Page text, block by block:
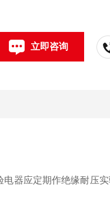
立即咨询
器应定期作绝缘耐压